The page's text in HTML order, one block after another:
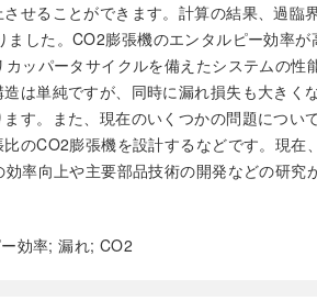
せることができます。計算の結果、過
した。CO2膨張機のエンタルピー効率
ッパータサイクルを備えたシステムの
は単純ですが、同時に漏れ損失も大き
す。また、現在のいくつかの問題につ
のCO2膨張機を設計するなどです。現
率向上や主要部品技術の開発などの研究
効率; 漏れ; CO2